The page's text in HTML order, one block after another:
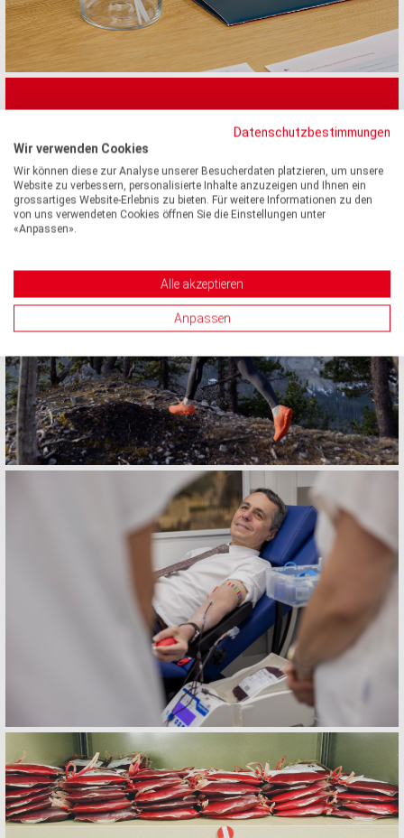
HIGHLIGHTS 2021Datenschutzbestimmungen
Wir verwenden Cookies
Wir können diese zur Analyse unserer Besucherdaten platzieren, um unsere
Website zu verbessern, personalisierte Inhalte anzuzeigen und Ihnen ein
grossartiges Website-Erlebnis zu bieten. Für weitere Informationen zu den
von uns verwendeten Cookies öffnen Sie die Einstellungen unter
«Anpassen».
Alle akzeptieren
Anpassen